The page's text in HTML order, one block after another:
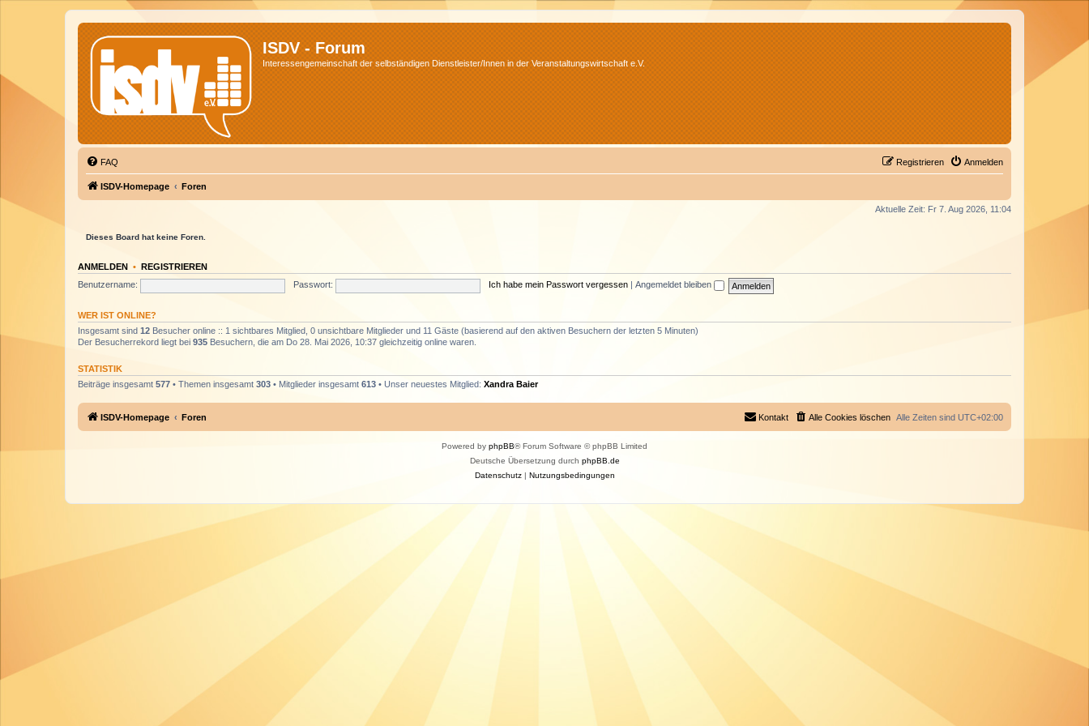
ISDV - Forum
Interessengemeinschaft der selbständigen Dienstleister/Innen in der Veranstaltungswirtschaft e.V.
FAQ Anmelden
Registrieren
ISDV-Homepage Foren
Aktuelle Zeit: Fr 7. Aug 2026, 11:04
Dieses Board hat keine Foren.
ANMELDEN • REGISTRIEREN
Benutzername:
Passwort: Ich habe mein Passwort vergessen Angemeldet bleiben
WER IST ONLINE?
Insgesamt sind 12 Besucher online :: 1 sichtbares Mitglied, 0 unsichtbare Mitglieder und 11 Gäste (basierend auf den aktiven Besuchern der letzten 5 Minuten)
Der Besucherrekord liegt bei 935 Besuchern, die am Do 28. Mai 2026, 10:37 gleichzeitig online waren.
STATISTIK
Beiträge insgesamt 577 • Themen insgesamt 303 • Mitglieder insgesamt 613 • Unser neuestes Mitglied: Xandra Baier
ISDV-Homepage Foren Alle Zeiten sind UTC+02:00
Alle Cookies löschen
Kontakt
Powered by phpBB® Forum Software © phpBB Limited
Deutsche Übersetzung durch phpBB.de
Datenschutz| Nutzungsbedingungen